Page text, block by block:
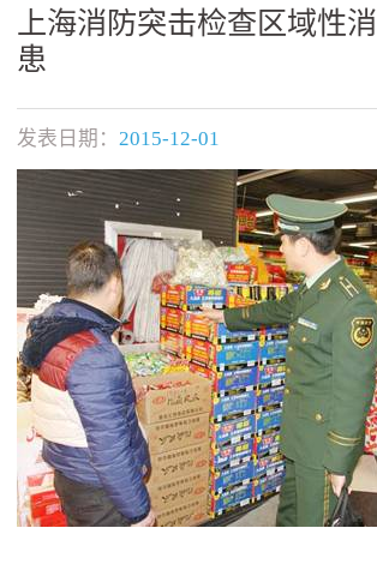
上海消防突击检查区域性
患
发表日期： 2015-12-01